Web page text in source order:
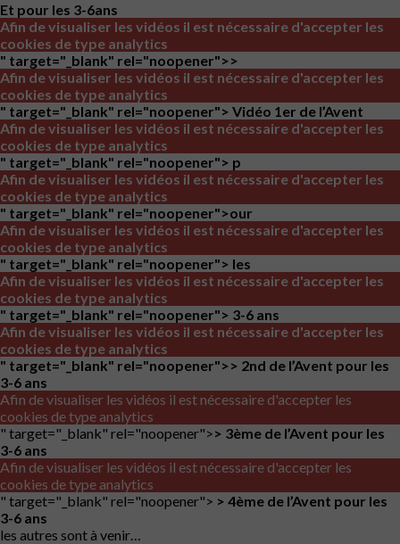
Et pour les 3-6ans
Afin de visualiser les vidéos il est nécessaire d'accepter les
cookies de type analytics
" target="_blank" rel="noopener">>
Afin de visualiser les vidéos il est nécessaire d'accepter les
cookies de type analytics
" target="_blank" rel="noopener"> Vidéo 1er de l’Avent
Afin de visualiser les vidéos il est nécessaire d'accepter les
cookies de type analytics
" target="_blank" rel="noopener"> p
Afin de visualiser les vidéos il est nécessaire d'accepter les
cookies de type analytics
" target="_blank" rel="noopener">our
Afin de visualiser les vidéos il est nécessaire d'accepter les
cookies de type analytics
" target="_blank" rel="noopener"> les
Afin de visualiser les vidéos il est nécessaire d'accepter les
cookies de type analytics
" target="_blank" rel="noopener"> 3-6 ans
Afin de visualiser les vidéos il est nécessaire d'accepter les
cookies de type analytics
" target="_blank" rel="noopener">> 2nd de l’Avent pour les
3-6 ans
Afin de visualiser les vidéos il est nécessaire d'accepter les
cookies de type analytics
" target="_blank" rel="noopener">> 3ème de l’Avent pour les
3-6 ans
Afin de visualiser les vidéos il est nécessaire d'accepter les
cookies de type analytics
" target="_blank" rel="noopener"> > 4ème de l’Avent pour les
3-6 ans
les autres sont à venir…